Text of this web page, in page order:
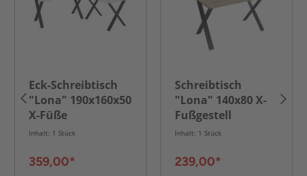
Eck-Schreibtisch
"Lona" 190x160x50
X-Füße
Weiß/Schwarz
Inhalt: 1 Stück
359,00*
Schreibtisch
"Lona" 140x80 X-
Fußgestell
Sonoma-
Inhalt: 1 Stück
239,00*